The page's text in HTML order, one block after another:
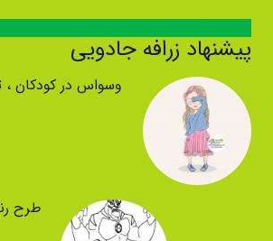
پیشنهاد زرافه جادویی
وسواس در کودکان ،
طرح